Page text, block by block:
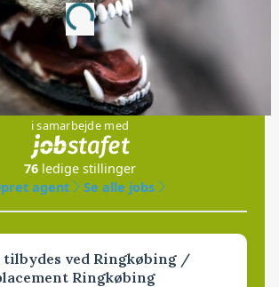
Loading...
Jobs
i samarbejde med
76 ledige stillinger
agent
Se alle jobs
tilbydes ved Ringkøbing /
Ringkøbing